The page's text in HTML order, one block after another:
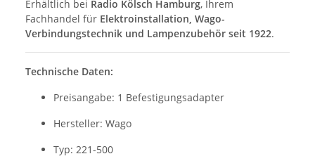
Erhältlich bei Radio Kölsch Hamburg, Ihrem
Fachhandel für Elektroinstallation, Wago-
Verbindungstechnik und Lampenzubehör seit 1922.
Technische Daten:
Preisangabe: 1 Befestigungsadapter
Hersteller: Wago
Typ: 221-500